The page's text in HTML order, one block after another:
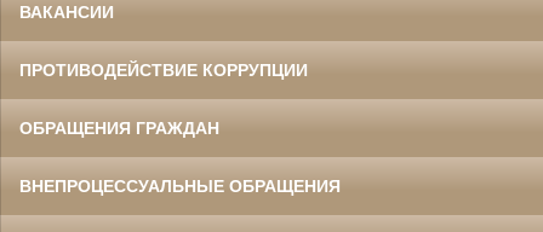
ВАКАНСИИ
ПРОТИВОДЕЙСТВИЕ КОРРУПЦИИ
ОБРАЩЕНИЯ ГРАЖДАН
ВНЕПРОЦЕССУАЛЬНЫЕ ОБРАЩЕНИЯ